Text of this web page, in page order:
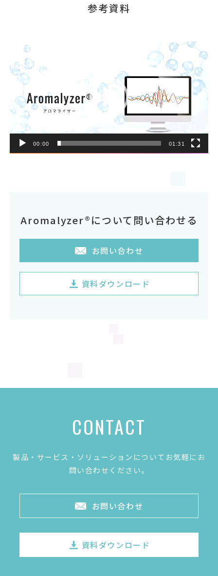
参考資料
画
レ
ー
ヤ
ー
00:00 01:31
Aromalyzer®について問い合わせる
お問い合わせ
資料ダウンロード
CONTACT
製品・サービス・ソリューションについてお気軽にお
問い合わせください。
お問い合わせ
資料ダウンロード